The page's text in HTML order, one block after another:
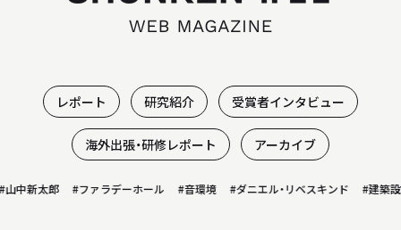
日大理工学部建築学科のすべて
INTRODUCTION
01学科の特徴について
レポート 研究紹介 受賞者インタビュー
海外出張・研修レポート アーカイブ
中新太郎 #ファラデーホール #音環境 #ダニエル・リベスキンド #建築設